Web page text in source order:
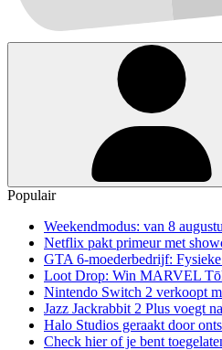
Populair
Weekendmodus: van 8
Netflix pakt primeur met
GTA 6-moederbedrijf:
Loot Drop: Win MARVEL
Nintendo Switch 2 verkoopt
Jazz Jackrabbit 2 Plus voegt
Halo Studios geraakt door
Check hier of je bent